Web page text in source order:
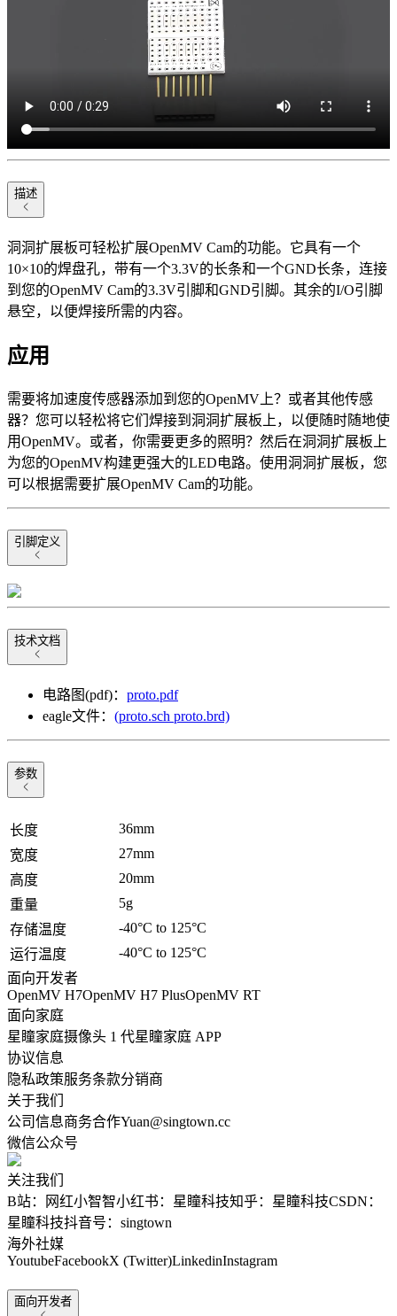
描述
洞洞扩展板可轻松扩展OpenMV Cam的功能。它具有一个
10×10的焊盘孔，带有一个3.3V的长条和一个GND长条，连接
到您的OpenMV Cam的3.3V引脚和GND引脚。其余的I/O引脚
悬空，以便焊接所需的内容。
应用
需要将加速度传感器添加到您的OpenMV上？或者其他传感
器？您可以轻松将它们焊接到洞洞扩展板上，以便随时随地使
用OpenMV。或者，你需要更多的照明？然后在洞洞扩展板上
为您的OpenMV构建更强大的LED电路。使用洞洞扩展板，您
可以根据需要扩展OpenMV Cam的功能。
引脚定义
技术文档
电路图(pdf)： proto.pdf
eagle文件： (proto.sch proto.brd)
参数
长度
36mm
宽度
27mm
高度
20mm
重量
5g
存储温度
-40°C to 125°C
运行温度
-40°C to 125°C
面向开发者
OpenMV H7OpenMV H7 PlusOpenMV RT
面向家庭
星瞳家庭摄像头 1 代星瞳家庭 APP
协议信息
隐私政策服务条款分销商
关于我们
公司信息商务合作Yuan@singtown.cc
微信公众号
关注我们
B站：网红小智智小红书：星瞳科技知乎：星瞳科技CSDN：
星瞳科技抖音号：singtown
海外社媒
YoutubeFacebookX (Twitter)LinkedinInstagram
面向开发者